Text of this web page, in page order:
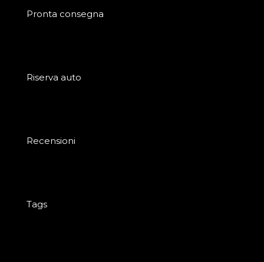
Pronta consegna
Riserva auto
Recensioni
Tags